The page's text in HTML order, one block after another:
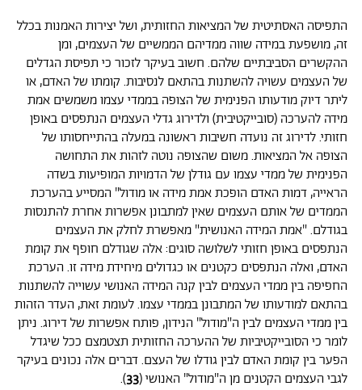
התפיסה האסתיטית של המציאות החזותית, ושל יצירות האמנות בכלל
זה, מושפעת במידה שווה ממדיהם הממשיים של העצמים, ומן
ההקשרים הסביבתיים שלהם. חשוב בעיקר לזכור כי תפיסת הגדלים
של העצמים עשויה להשתנות בהתאם לנסיבות. קומתו של האדם, או
ליתר דיוק מודעותו הפנימית של הצופה בממדי עצמו משמשים אמת
מידה להערכה (סובייקטיבית) ולדירוג גדלי העצמים הנתפסים באופן
חזותי. לדירוג זה נועדה חשיבות ראשונה במעלה בהתייחסותו של
הצופה אל המציאות. משום שהצופה נוטה לזהות את התחושה
הפנימית של ממדי עצמו עם גודלן של הדמויות המופיעות בשדה
הראייה, דמות האדם הופכת אמת מידה או מודול" המסייע בהערכת
הממדים של אותם העצמים שאין למתבונן אפשרות אחרת להתנסות
בגודלם. "אמת המידה האנושית" מאפשרת לחלק את העצמים
הנתפסים באופן חזותי לשלושה סוגים: אלה שגודלם חופף את קומת
האדם, ואלה הנתפסים כקטנים או כגדולים מיחידת מידה זו. הערכת
החפיפה בין ממדי העצמים לבין קנה המידה האנושי עשוייה להשתנות
בהתאם למודעותו של המתבונן בממדי עצמו. לעומת זאת, העדר הזהות
בין ממדי העצמים לבין ה"מודול" הנידון, פותח אפשרות של דירוג. ניתן
לומר כי הסובייקטיביות של ההערכה החזותית תצטמצם ככל שיגדל
הפער בין קומת האדם לבין גודלו של העצם. דברים אלה נכונים בעיקר
לגבי העצמים הקטנים מן ה"מודול" האנושי (33
).